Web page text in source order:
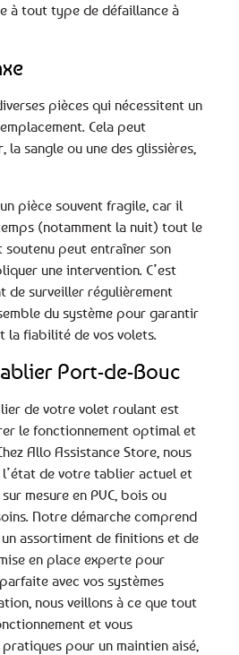
à tout type de défaillance à
pièces qui nécessitent un
Cela peut
la sangle ou une des glissières,
pièce souvent fragile, car il
(notamment la nuit) tout le
peut entraîner son
une intervention. C’est
de surveiller régulièrement
du système pour garantir
la fiabilité de vos volets.
Port-de-Bouc
de votre volet roulant est
le fonctionnement optimal et
Allo Assistance Store, nous
l’état de votre tablier actuel et
mesure en PVC, bois ou
Notre démarche comprend
assortiment de finitions et de
en place experte pour
avec vos systèmes
nous veillons à ce que tout
et vous
pour un maintien aisé,